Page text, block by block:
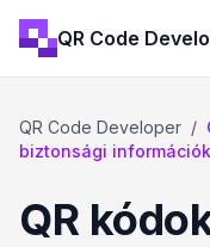
QR Code
QR Code Developer /
biztonsági
QR